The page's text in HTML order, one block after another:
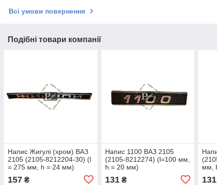
Всі умови повернення
Подібні товари компанії
Напис Жигулі (хром) ВАЗ
2105 (2105-8212204-30) (l
= 275 мм, h = 24 мм)
157 ₴
Напис 1100 ВАЗ 2105
(2105-8212274) (l=100 мм,
h = 20 мм)
131₴
мм,
131